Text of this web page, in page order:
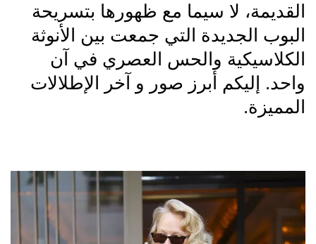
القديمة، لا سيما مع ظهورها بتسريحة
البوب الجديدة التي جمعت بين الأنوثة
الكلاسيكية والحس العصري في آن
واحد. إليكم أبرز صور و آخر الإطلالات
المميزة.